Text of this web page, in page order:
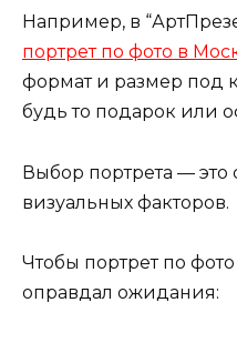
Например, в
портрет по фото в
формат и размер под
будь то подарок или
Выбор портрета — это
визуальных факторов.
Чтобы портрет по
оправдал ожидания: